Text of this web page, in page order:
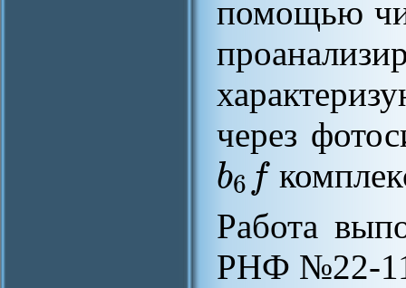
помощью
через
b6f
Работа
РНФ №22-